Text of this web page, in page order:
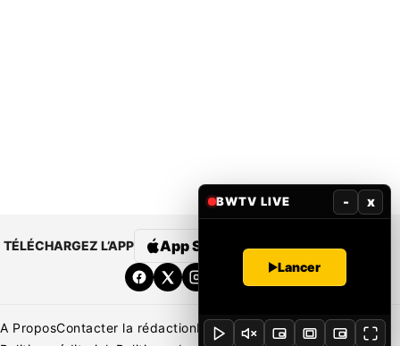
TÉLÉCHARGEZ L’APP App Store Google Play
A ProposContacter la rédactionRédaction Mentions légales
BWTV LIVE - x
Lancer